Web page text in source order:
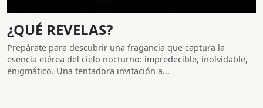
¿QUÉ REVELAS?
Prepárate para descubrir una fragancia que captura la
esencia etérea del cielo nocturno: impredecible, inolvidable,
enigmático. Una tentadora invitación a...